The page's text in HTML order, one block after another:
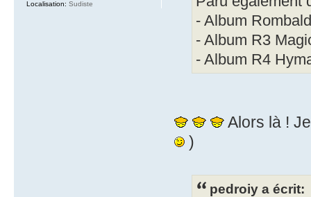
- Album
- Album R3
- Album R4
Alors là !
)
pedroiy a écrit:
Localisation: Sudiste